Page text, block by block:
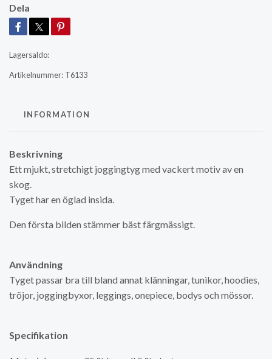
Dela
Lagersaldo:
Artikelnummer: T6133
INFORMATION
Beskrivning
Ett mjukt, stretchigt joggingtyg med vackert motiv av en
skog.
Tyget har en öglad insida.
Den första bilden stämmer bäst färgmässigt.
Användning
Tyget passar bra till bland annat klänningar, tunikor, hoodies,
tröjor, joggingbyxor, leggings, onepiece, bodys och mössor.
Specifikation